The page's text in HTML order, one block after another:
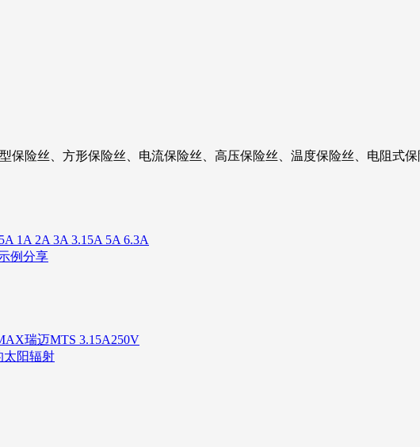
险丝、方形保险丝、电流保险丝、高压保险丝、温度保险丝、电阻式
1A 2A 3A 3.15A 5A 6.3A
例分享